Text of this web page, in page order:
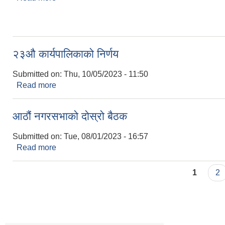
२३औ कार्यपालिकाको निर्णय
Submitted on: Thu, 10/05/2023 - 11:50
Read more
आठौं नगरसभाको दोस्रो बैठक
Submitted on: Tue, 08/01/2023 - 16:57
Read more
1 2